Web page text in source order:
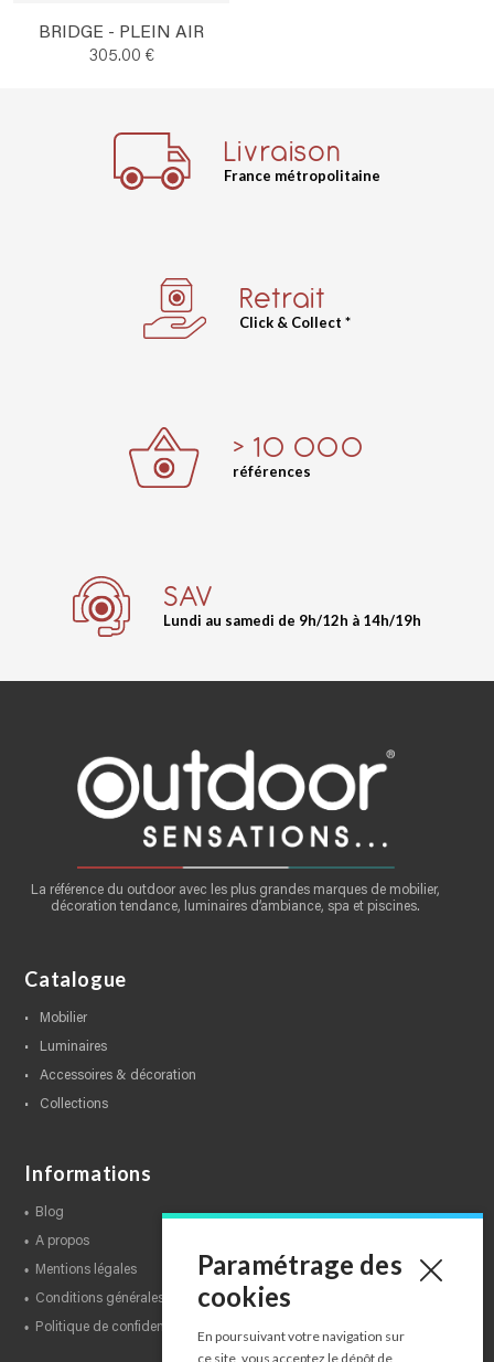
BRIDGE - PLEIN AIR
305.00 €
Livraison
France métropolitaine
Retrait
Click & Collect *
> 10 000
références
SAV
Lundi au samedi de 9h/12h à 14h/19h
La référence du outdoor avec les plus grandes marques de mobilier,
décoration tendance, luminaires d’ambiance, spa et piscines.
Catalogue
mobilier
luminaires
accessoires & décoration
collections
Informations
blog
a propos
mentions légales
conditions générales de ventes
politique de confidentialité
Paramétrage des
cookies
En poursuivant votre navigation sur
ce site, vous acceptez le dépôt de